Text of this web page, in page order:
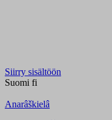
Siirry sisältöön
Suomi fi
Anarâškielâ